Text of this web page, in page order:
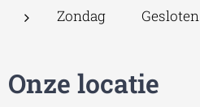
Zondag Gesloten
Onze locatie